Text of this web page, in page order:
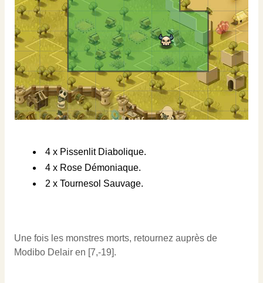
4 x Pissenlit Diabolique.
4 x Rose Démoniaque.
2 x Tournesol Sauvage.
Une fois les monstres morts, retournez auprès de
Modibo Delair en [7,-19].